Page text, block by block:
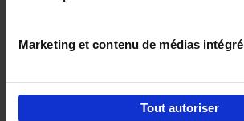
Marketing et contenu de médias intégré
Tout autoriser